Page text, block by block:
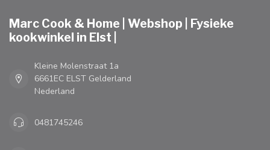
Marc Cook & Home | Webshop | Fysieke
kookwinkel in Elst |
Kleine Molenstraat 1a
6661EC ELST Gelderland
Nederland
0481745246